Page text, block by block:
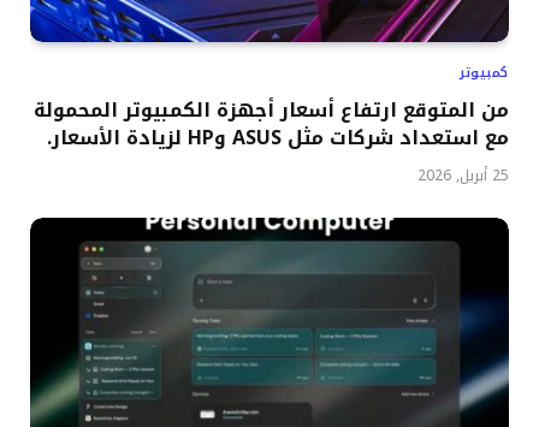
كمبيوتر
من المتوقع ارتفاع أسعار أجهزة الكمبيوتر المحمولة
مع استعداد شركات مثل ASUS وHP لزيادة الأسعار.
25 أبريل, 2026